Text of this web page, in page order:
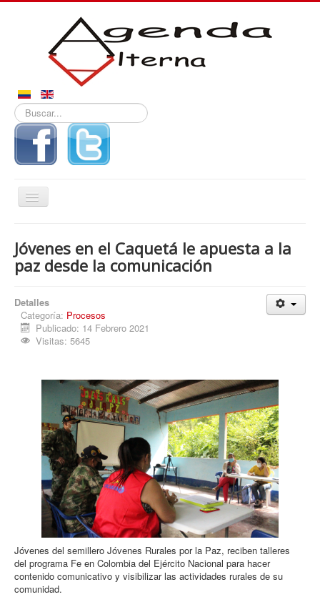
Buscar...
Alternar
navegación
Noticias
Reportajes
Procesos
Región
Multimedia
La Agenda
Jóvenes en el Caquetá le apuesta a la
paz desde la comunicación
Detalles
Categoría: Procesos
Publicado: 14 Febrero 2021
Visitas: 5645
Jóvenes del semillero Jóvenes Rurales por la Paz, reciben talleres
del programa Fe en Colombia del Ejército Nacional para hacer
contenido comunicativo y visibilizar las actividades rurales de su
comunidad.